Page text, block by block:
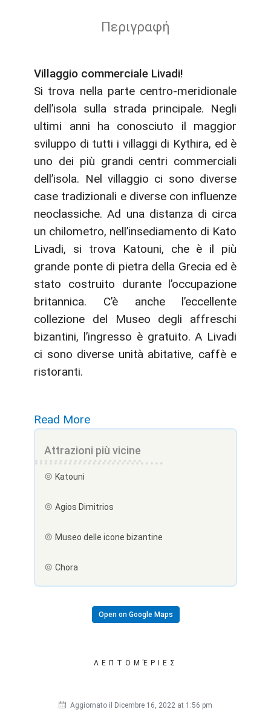
Περιγραφή
Villaggio commerciale Livadi!
Si trova nella parte centro-meridionale
dell’isola sulla strada principale. Negli
ultimi anni ha conosciuto il maggior
sviluppo di tutti i villaggi di Kythira, ed è
uno dei più grandi centri commerciali
dell’isola. Nel villaggio ci sono diverse
case tradizionali e diverse con influenze
neoclassiche. Ad una distanza di circa
un chilometro, nell’insediamento di Kato
Livadi, si trova Katouni, che è il più
grande ponte di pietra della Grecia ed è
stato costruito durante l’occupazione
britannica. C’è anche l’eccellente
collezione del Museo degli affreschi
bizantini, l’ingresso è gratuito. A Livadi
ci sono diverse unità abitative, caffè e
ristoranti.
Read More
Attrazioni più vicine
Katouni
Agios Dimitrios
Museo delle icone bizantine
Chora
Open on Google Maps
ΛΕΠΤΟΜΈΡΙΕΣ
Aggiornato il Dicembre 16, 2022 at 1:56 pm